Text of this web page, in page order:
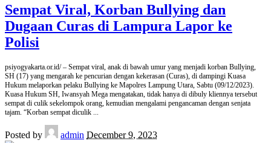
Sempat Viral, Korban Bullying dan
Dugaan Curas di Lampura Lapor ke
Polisi
psiyogyakarta.or.id/ – Sempat viral, anak di bawah umur yang menjadi korban Bullying,
SH (17) yang mengarah ke pencurian dengan kekerasan (Curas), di dampingi Kuasa
Hukum melaporkan pelaku Bullying ke Mapolres Lampung Utara, Sabtu (09/12/2023).
Kuasa Hukum SH, Iwansyah Mega mengatakan, tidak hanya di dibuly kliennya tersebut
sempat di culik sekelompok orang, kemudian mengalami pengancaman dengan senjata
tajam. “Korban sempat diculik ...
Posted by admin December 9, 2023